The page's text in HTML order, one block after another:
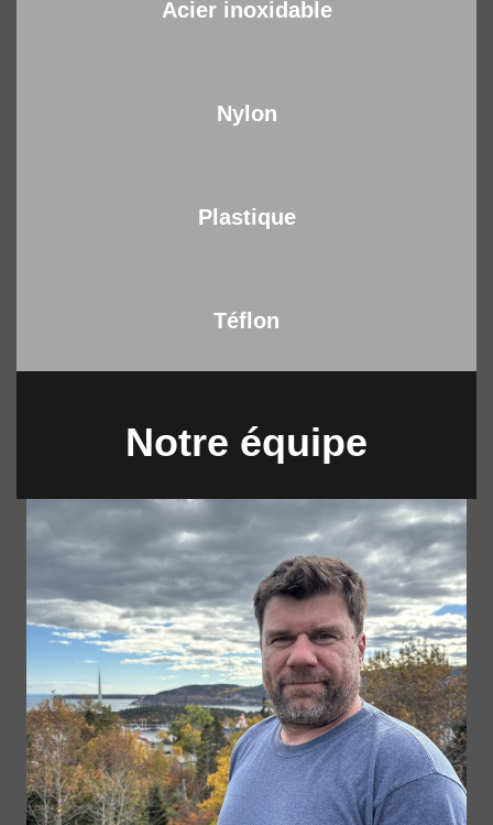
Acier inoxidable
Nylon
Plastique
Téflon
Notre équipe